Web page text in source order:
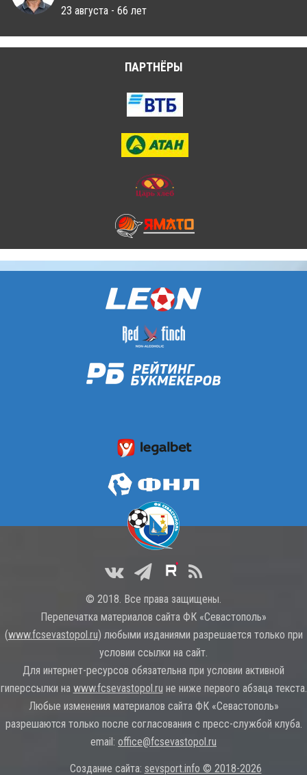
23 августа - 66 лет
ПАРТНЁРЫ
© 2018. Все права защищены.
Перепечатка материалов сайта ФК «Севастополь»
(www.fcsevastopol.ru) любыми изданиями разрешается только при
условии ссылки на сайт.
Для интернет-ресурсов обязательна при условии активной
гиперссылки на www.fcsevastopol.ru не ниже первого абзаца текста.
Любые изменения материалов сайта ФК «Севастополь»
разрешаются только после согласования с пресс-службой клуба.
email: office@fcsevastopol.ru
Создание сайта: sevsport.info © 2018-2026